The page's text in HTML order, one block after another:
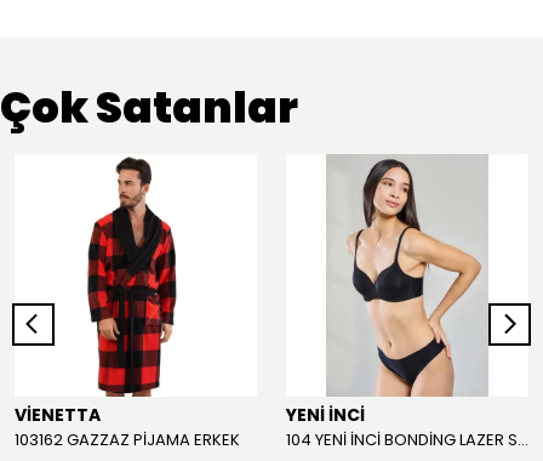
Çok Satanlar
VİENETTA
103162 GAZZAZ PİJAMA ERKEK
YENİ İNCİ
104 YENİ İNCİ BONDİNG LAZER SÜTYEN KADIN